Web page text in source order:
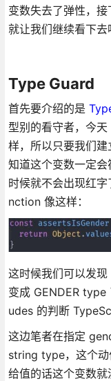
变数失去了弹性，接
就让我们继续看下去
Type Guard
首先要介绍的是
型别的看守者，今
样，所以只要我们
知道这个变数一定
时候就不会出现红
nction 像这样：
这时候我们可以发
变成 GENDER type
udes 的判断
这边笔者在指定
string type，这个动
给值的话这个变数就